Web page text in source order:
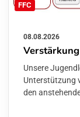
FFC
08.08.2026
Unsere
Unterstützung
den